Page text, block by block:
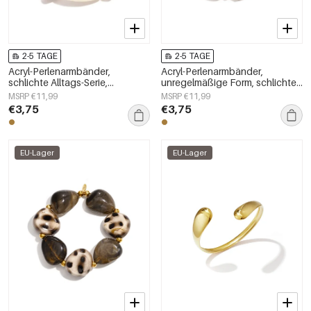
2-5 TAGE
Acryl-Perlenarmbänder,
schlichte Alltags-Serie,
Damenschmuck
MSRP €11,99
€3,75
2-5 TAGE
Acryl-Perlenarmbänder,
unregelmäßige Form, schlichte
Alltagsserie, Damenschmuck
MSRP €11,99
€3,75
EU-Lager EU-Lager